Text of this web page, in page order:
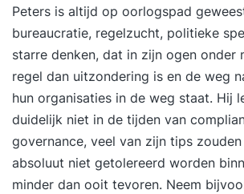
Peters is altijd op oorlogspad
bureaucratie, regelzucht, politieke
starre denken, dat in zijn ogen onder
regel dan uitzondering is en de weg
hun organisaties in de weg staat. Hij
duidelijk niet in de tijden van
governance, veel van zijn tips
absoluut niet getolereerd worden
minder dan ooit tevoren. Neem